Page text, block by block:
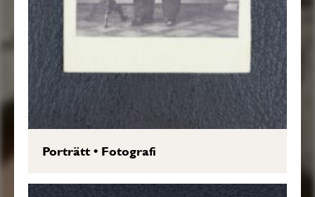
Porträtt• Fotografi